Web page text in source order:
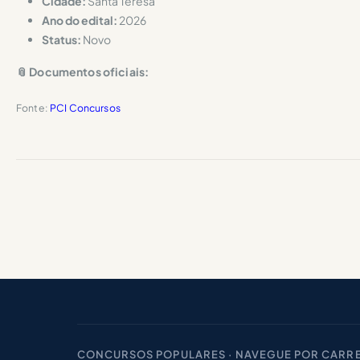
Ano do edital: 2026
Status: Novo
📎 Documentos oficiais:
Fonte: PCI Concursos
CONCURSOS POPULARES · NAVEGUE POR